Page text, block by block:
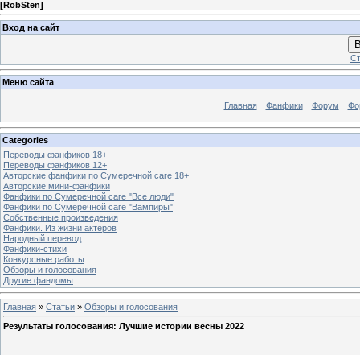
[RobSten]
Вход на сайт
Меню сайта
Главная Фанфики Форум
Categories
Переводы фанфиков 18+
Переводы фанфиков 12+
Авторские фанфики по Сумеречной саге 18+
Авторские мини-фанфики
Фанфики по Сумеречной саге "Все люди"
Фанфики по Сумеречной саге "Вампиры"
Собственные произведения
Фанфики. Из жизни актеров
Народный перевод
Фанфики-стихи
Конкурсные работы
Обзоры и голосования
Другие фандомы
Главная » Статьи » Обзоры и голосования
Результаты голосования: Лучшие истории весны 2022